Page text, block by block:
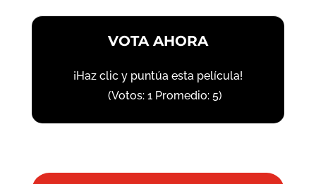
VOTA AHORA
¡Haz clic y puntúa esta película!
(Votos: 1Promedio: 5)